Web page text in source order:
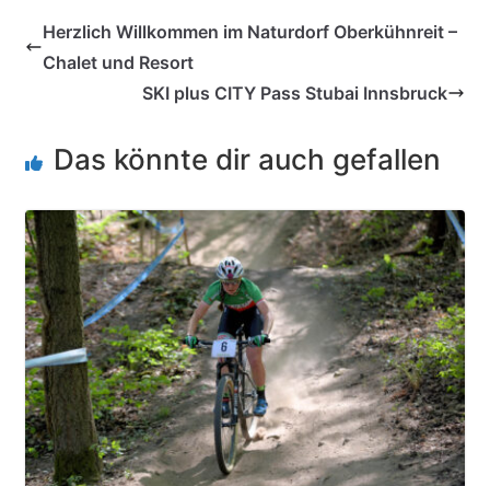
Herzlich Willkommen im Naturdorf Oberkühnreit –
Chalet und Resort
SKI plus CITY Pass Stubai Innsbruck
Das könnte dir auch gefallen